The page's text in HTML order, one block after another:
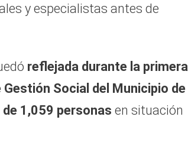
y especialistas antes de
reflejada durante la primera
Social del Municipio de
1,059 personas en situación